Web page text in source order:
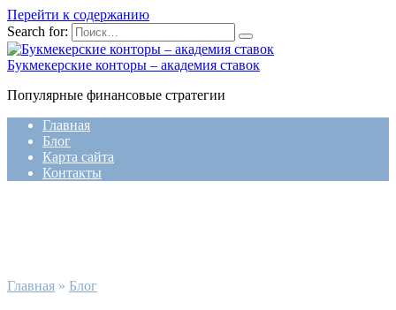
Перейти к содержанию
Search for:
Букмекерские конторы – академия ставок
Популярные финансовые стратегии
Главная
Блог
Карта сайта
Контакты
Главная » Блог